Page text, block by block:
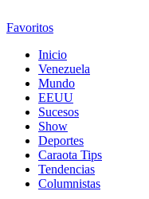
Favoritos
Inicio
Venezuela
Mundo
EEUU
Sucesos
Show
Deportes
Caraota Tips
Tendencias
Columnistas